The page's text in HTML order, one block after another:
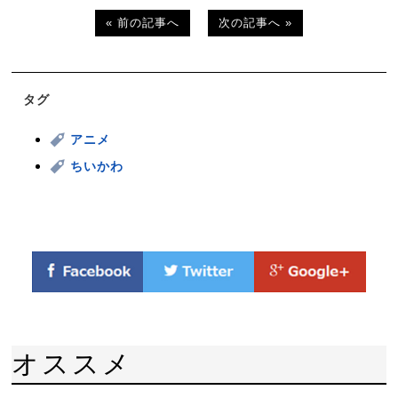
« 前の記事へ 次の記事へ »
タグ
アニメ
ちいかわ
オススメ